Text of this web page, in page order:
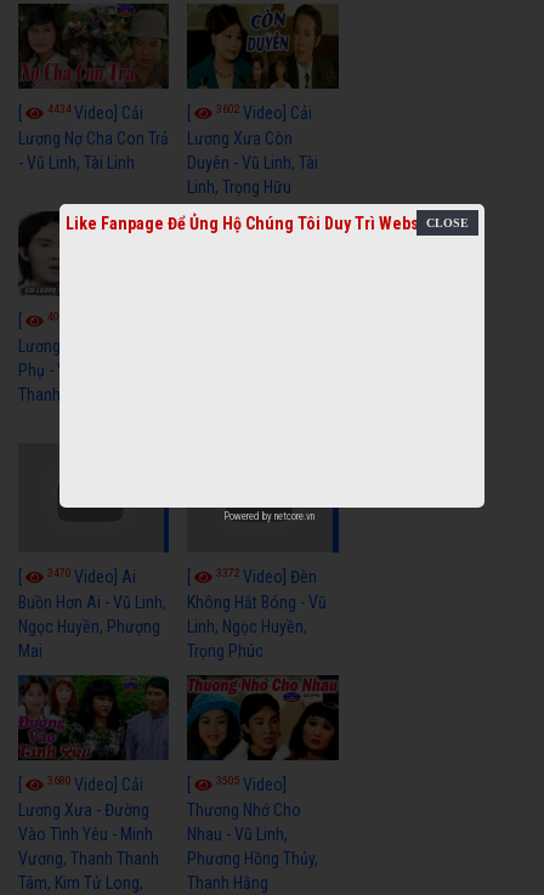
4434Video] Cải
Lương Nợ Cha Con Trả
- Vũ Linh, Tài Linh
3602Video] Cải
Lương Xưa Còn
Duyên - Vũ Linh, Tài
Linh, Trọng Hữu
4018
Lương Xưa Cô Dâu
Phụ - Vũ Linh, Tài Linh,
Thanh Ngân
3470 Video] Ai
Buồn Hơn Ai - Vũ Linh,
Ngọc Huyền, Phượng
Mai
3372Video] Đèn
Không Hắt Bóng - Vũ
Linh, Ngọc Huyền,
Trọng Phúc
3680 Video] Cải
Lương Xưa - Đường
Vào Tình Yêu - Minh
Vương, Thanh Thanh
Tâm, Kim Tử Long,
3505Video]
Thương Nhớ Cho
Nhau - Vũ Linh,
Phương Hồng Thủy,
Thanh Hằng
Like Fanpage Để Ủng Hộ Chúng Tôi Duy Trì Website
Powered by netcore.vn